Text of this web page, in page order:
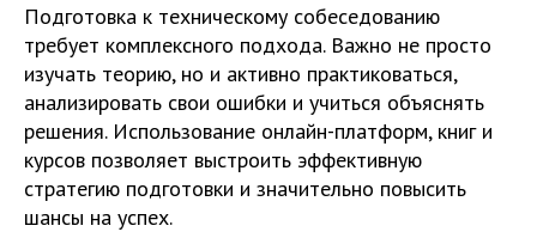
Подготовка к техническому собеседованию
требует комплексного подхода. Важно не просто
изучать теорию, но и активно практиковаться,
анализировать свои ошибки и учиться объяснять
решения. Использование онлайн-платформ, книг и
курсов позволяет выстроить эффективную
стратегию подготовки и значительно повысить
шансы на успех.